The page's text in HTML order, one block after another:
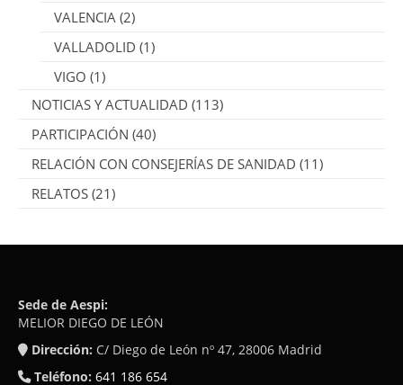
VALENCIA (2)
VALLADOLID (1)
VIGO (1)
NOTICIAS Y ACTUALIDAD (113)
PARTICIPACIÓN (40)
RELACIÓN CON CONSEJERÍAS DE SANIDAD (11)
RELATOS (21)
Sede de Aespi:
MELIOR DIEGO DE LEÓN
Dirección: C/ Diego de León nº 47, 28006 Madrid
Teléfono: 641 186 654